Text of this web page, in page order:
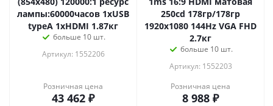
лампы:60000часов 1xUSB
typeA 1xHDMI 1.87кг
больше 10 шт.
Артикул: 1552206
Розничная цена
43 462 ₽
250cd 178гр/178гр
1920x1080 144Hz VGA FHD
2.7кг
больше 10 шт.
Артикул: 1552203
Розничная цена
8 988 ₽